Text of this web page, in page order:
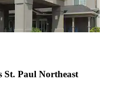
Paul Northeast